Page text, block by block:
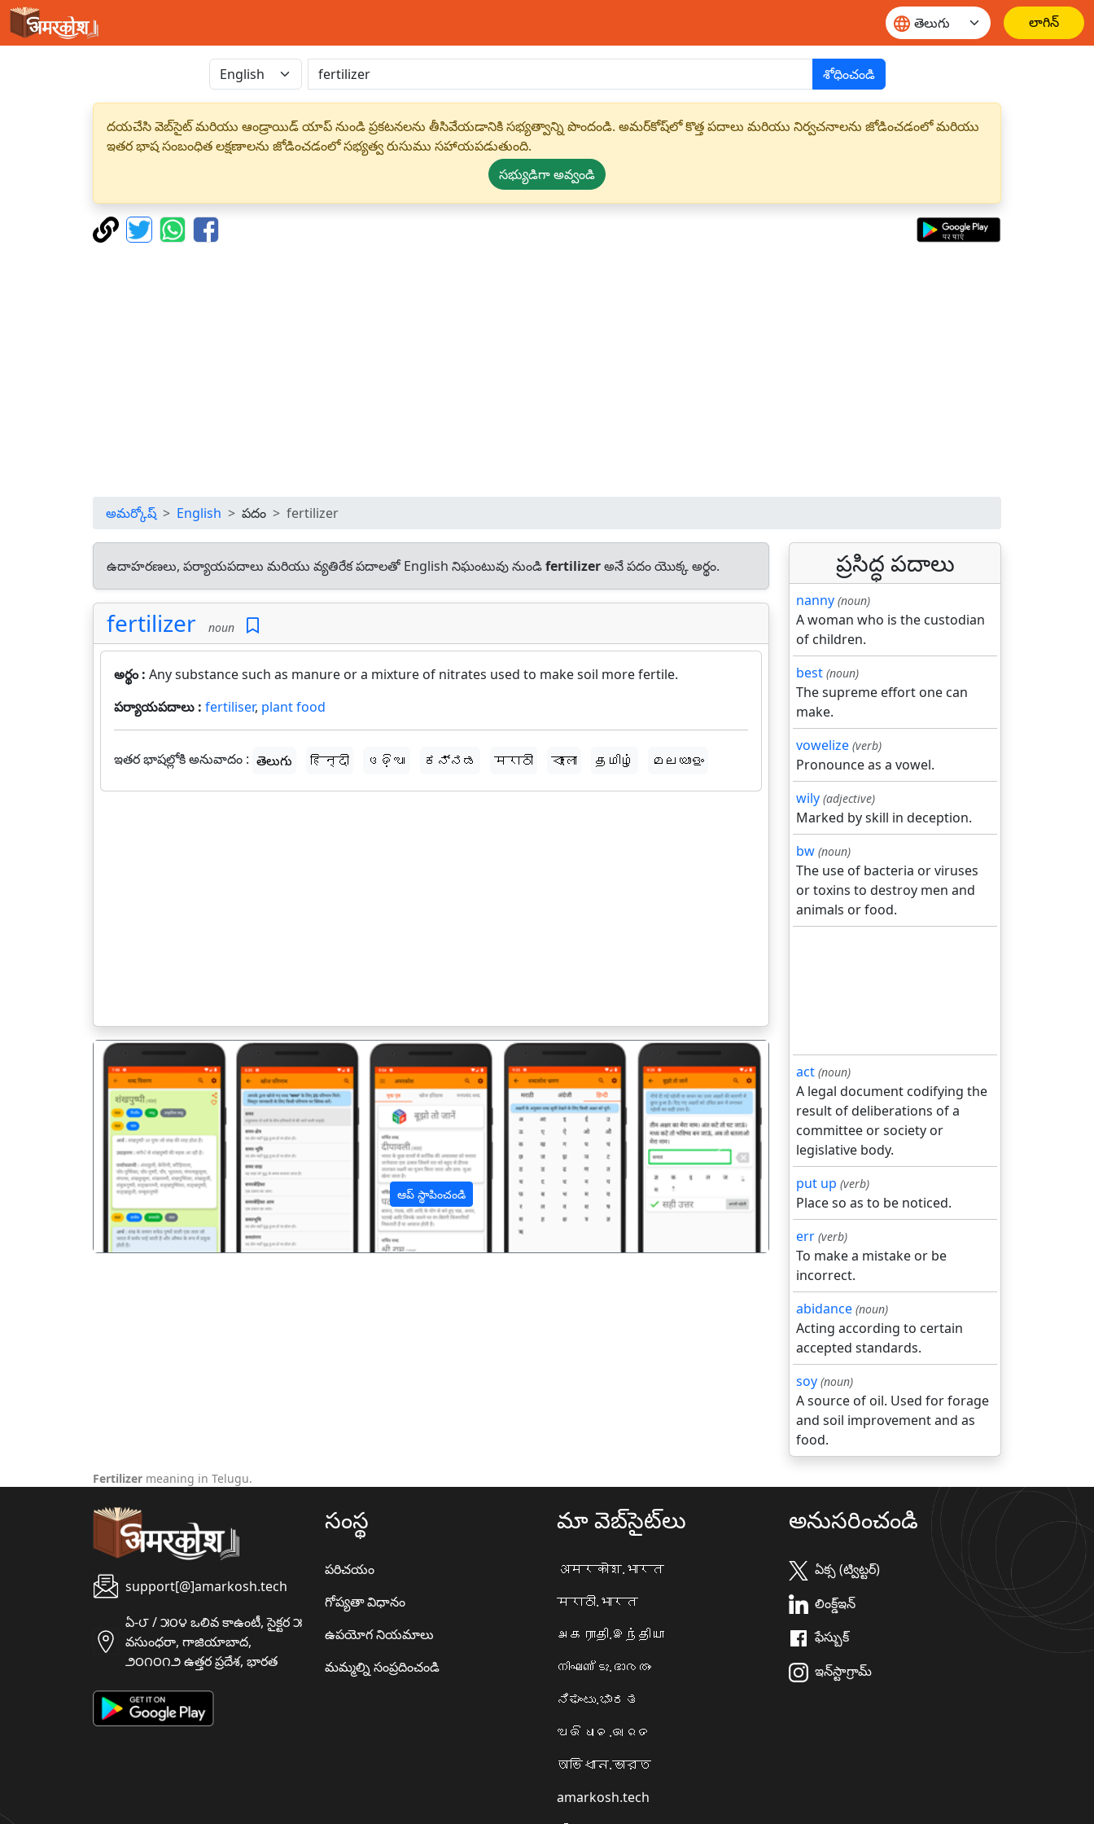
లాగిన్
శోధించండి
దయచేసి వెబ్‌సైట్ మరియు ఆండ్రాయిడ్ యాప్ నుండి ప్రకటనలను తీసివేయడానికి సభ్యత్వాన్ని పొందండి. అమర్‌కోష్‌లో కొత్త పదాలు మరియు నిర్వచనాలను జోడించడంలో మరియు
ఇతర భాష సంబంధిత లక్షణాలను జోడించడంలో సభ్యత్వ రుసుము సహాయపడుతుంది.
సభ్యుడిగా అవ్వండి
అమర్కోష్ English పదం fertilizer
ఉదాహరణలు, పర్యాయపదాలు మరియు వ్యతిరేక పదాలతో English నిఘంటువు నుండిfertilizerఅనే పదం యొక్క అర్థం.
fertilizer noun
అర్థం : Any substance such as manure or a mixture of nitrates used to make soil more fertile.
పర్యాయపదాలు : fertiliser, plant food
ఇతర భాషల్లోకి అనువాదం : తెలుగు हिन्दी ଓଡ଼ିଆ ಕನ್ನಡ मराठी বাংলা தமிழ் മലയാളം
ఆప్ స్థాపించండి
पिछला अगला
ప్రసిద్ధ పదాలు
nanny (noun)
A woman who is the custodian
of children.
best (noun)
The supreme effort one can
make.
vowelize (verb)
Pronounce as a vowel.
wily (adjective)
Marked by skill in deception.
bw (noun)
The use of bacteria or viruses
or toxins to destroy men and
animals or food.
act (noun)
A legal document codifying the
result of deliberations of a
committee or society or
legislative body.
put up (verb)
Place so as to be noticed.
err (verb)
To make a mistake or be
incorrect.
abidance (noun)
Acting according to certain
accepted standards.
soy (noun)
A source of oil. Used for forage
and soil improvement and as
food.
Fertilizer meaning in Telugu.
support[@]amarkosh.tech
ఏ-౮ / ౫౦౪ ఒలివ కాఉంటీ, సైక్టర ౫
వసుంధరా, గాజియాబాద,
౨౦౧౦౧౨ ఉత్తర ప్రదేశ, భారత
సంస్థ
పరిచయం
గోప్యతా విధానం
ఉపయోగ నియమాలు
మమ్మల్ని సంప్రదించండి
మా వెబ్‌సైట్‌లు
अमरकोश.भारत
मराठी.भारत
அகராதி.இந்தியா
നിഘണ്ടു.ഭാരതം
ನಿಘಂಟು.ಭಾರತ
ଅଭିଧାନ.ଭାରତ
অভিধান.ভারত
amarkosh.tech
అనుసరించండి
ఏక్స (ట్విట్టర్)
లింక్డ్ఇన్
ఫేస్బుక్
ఇన్‌స్టాగ్రామ్